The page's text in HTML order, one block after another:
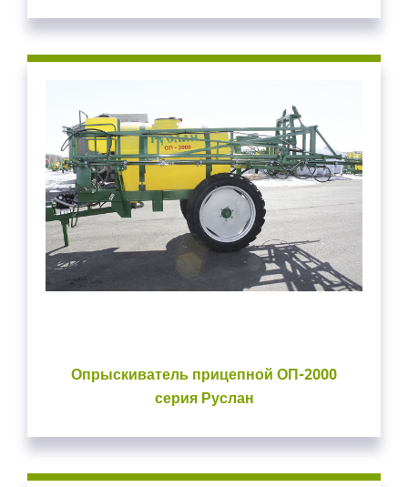
Опрыскиватель прицепной ОП-2000
серия Руслан